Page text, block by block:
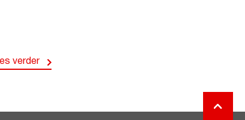
verder